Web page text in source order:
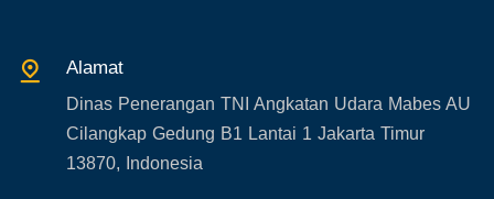
Alamat
Dinas Penerangan TNI Angkatan Udara Mabes AU
Cilangkap Gedung B1 Lantai 1 Jakarta Timur
13870, Indonesia